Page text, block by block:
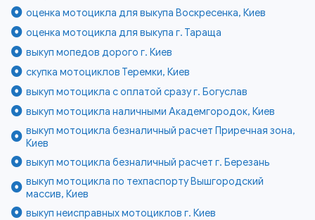
оценка мотоцикла для выкупа Воскресенка, Киев
оценка мотоцикла для выкупа г. Тараща
выкуп мопедов дорого г. Киев
скупка мотоциклов Теремки, Киев
выкуп мотоцикла с оплатой сразу г. Богуслав
выкуп мотоцикла наличными Академгородок, Киев
выкуп мотоцикла безналичный расчет Приречная зона,
Киев
выкуп мотоцикла безналичный расчет г. Березань
выкуп мотоцикла по техпаспорту Вышгородский
массив, Киев
выкуп неисправных мотоциклов г. Киев